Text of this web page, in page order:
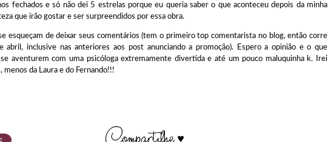
fechados e só não dei 5 estrelas porque eu queria saber o que aconteceu depois da minha
que irão gostar e ser surpreendidos por essa obra.
de deixar seus comentários (tem o primeiro top comentarista no blog, então corre
abril, inclusive nas anteriores aos post anunciando a promoção). Espero a opinião e o que
aventurem com uma psicóloga extremamente divertida e até um pouco maluquinha k. Irei
da Laura e do Fernando!!!